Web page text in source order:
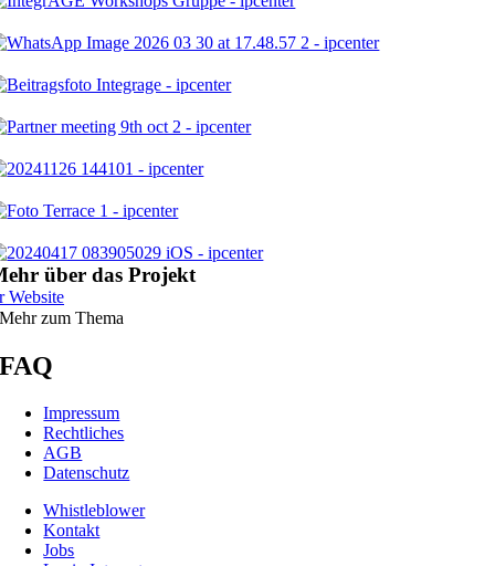
über das Projekt
Website
Mehr zum Thema
FAQ
Impressum
Rechtliches
AGB
Datenschutz
Whistleblower
Kontakt
Jobs